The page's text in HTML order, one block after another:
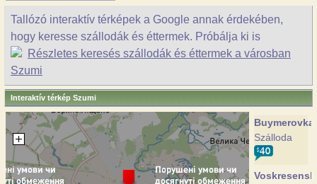
Tallózó interaktív térképek a Google annak érdekében,
hogy keresse szállodák és éttermek. Próbálja ki is
Részletes keresés szállodák és éttermek a városban
Szumi
Interaktív térkép Szumi
Buymerovka
Szálloda